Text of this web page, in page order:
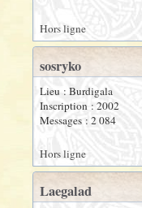
Hors ligne
sosryko
Lieu : Burdigala
Inscription : 2002
Messages : 2 084
Hors ligne
Laegalad